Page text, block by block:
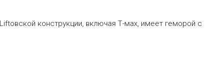
конструкции, включая Т-мах, имеет геморой с